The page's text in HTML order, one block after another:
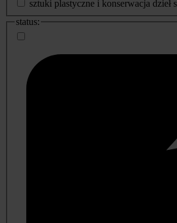
sztuki plastyczne i konserwacja dzieł
status: